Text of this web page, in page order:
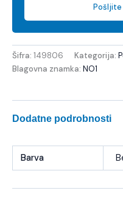
Pošljite
Šifra: 149806 Kategorija:
Blagovna znamka: NO1
Dodatne podrobnosti
Barva